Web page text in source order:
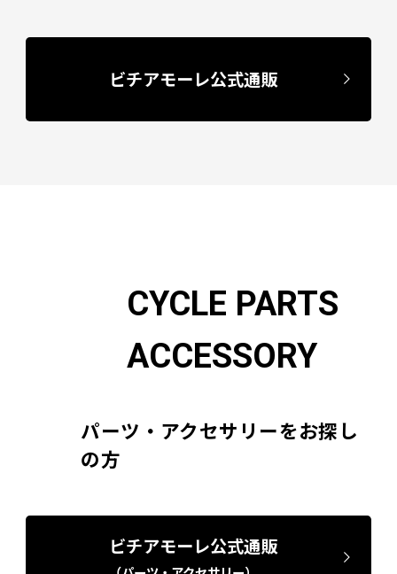
ビチアモーレ公式通販
CYCLE PARTS
ACCESSORY
パーツ・アクセサリーをお探し
の方
ビチアモーレ公式通販